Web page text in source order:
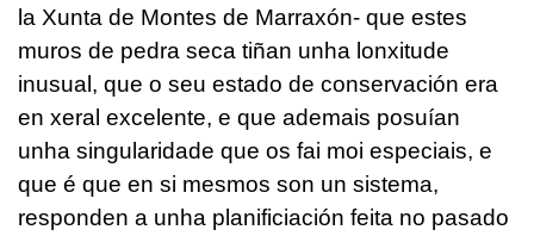
la Xunta de Montes de Marraxón- que estes
muros de pedra seca tiñan unha lonxitude
inusual, que o seu estado de conservación era
en xeral excelente, e que ademais posuían
unha singularidade que os fai moi especiais, e
que é que en si mesmos son un sistema,
responden a unha planificiación feita no pasado